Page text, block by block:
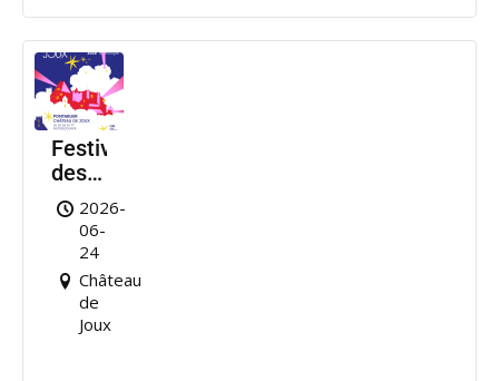
Festival
des
Nuits
de
Joux
2026-
06-
24
Château
de
Joux